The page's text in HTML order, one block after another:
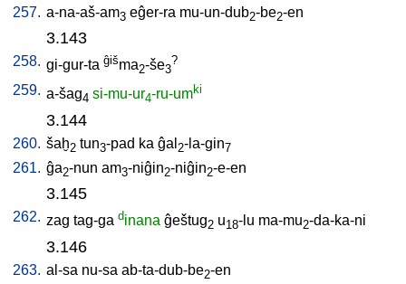
257. a-na-aš-am3 eĝer-ra mu-un-dub2-be2-en
3.143
258. gi-gur-ta ĝišma2-še3
?
259. a-šag4 si-mu-ur4-ru-umki
3.144
260. šaḫ2 tun3-pad ka ĝal 2-la-gin7
261. ĝa2-nun am3-niĝin2-niĝin2-e-en
3.145
262. zag tag-ga dinana ĝeštug2 u18-lu ma-mu2-da-ka-ni
3.146
263. al-sa nu-sa ab-ta-dub-be2-en